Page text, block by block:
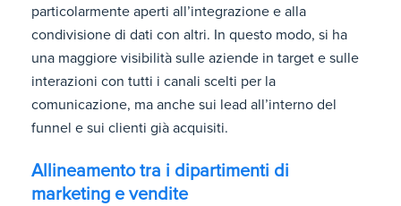
particolarmente aperti all’integrazione e alla
condivisione di dati con altri. In questo modo, si ha
una maggiore visibilità sulle aziende in target e sulle
interazioni con tutti i canali scelti per la
comunicazione, ma anche sui lead all’interno del
funnel e sui clienti già acquisiti.
Allineamento tra i dipartimenti di
marketing e vendite